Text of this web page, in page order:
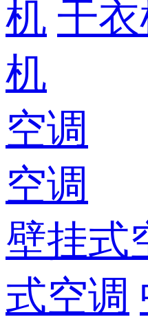
机 干
机
空调
空调
壁挂式
式空调